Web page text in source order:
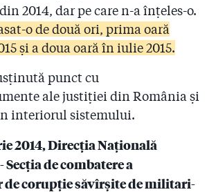
le ceruseră pompierii bani patronilor
i conduc pe pompieri refuză să facă
Cioloș
Șefii IGSU își bat joc de cetățeni și de
știau de clubul Colectiv cu cinci
de incendiu! Pus în fața unui fax al
a ordonat azi noapte o anchetă la ISU
2014, dar pe care n-a înțeles-o.
o de două ori, prima oară
și a doua oară în iulie 2015.
punct cu
ale justiției din România și
interiorul sistemului.
2014, Direcția Națională
de combatere a
corupție săvîrșite de militari-